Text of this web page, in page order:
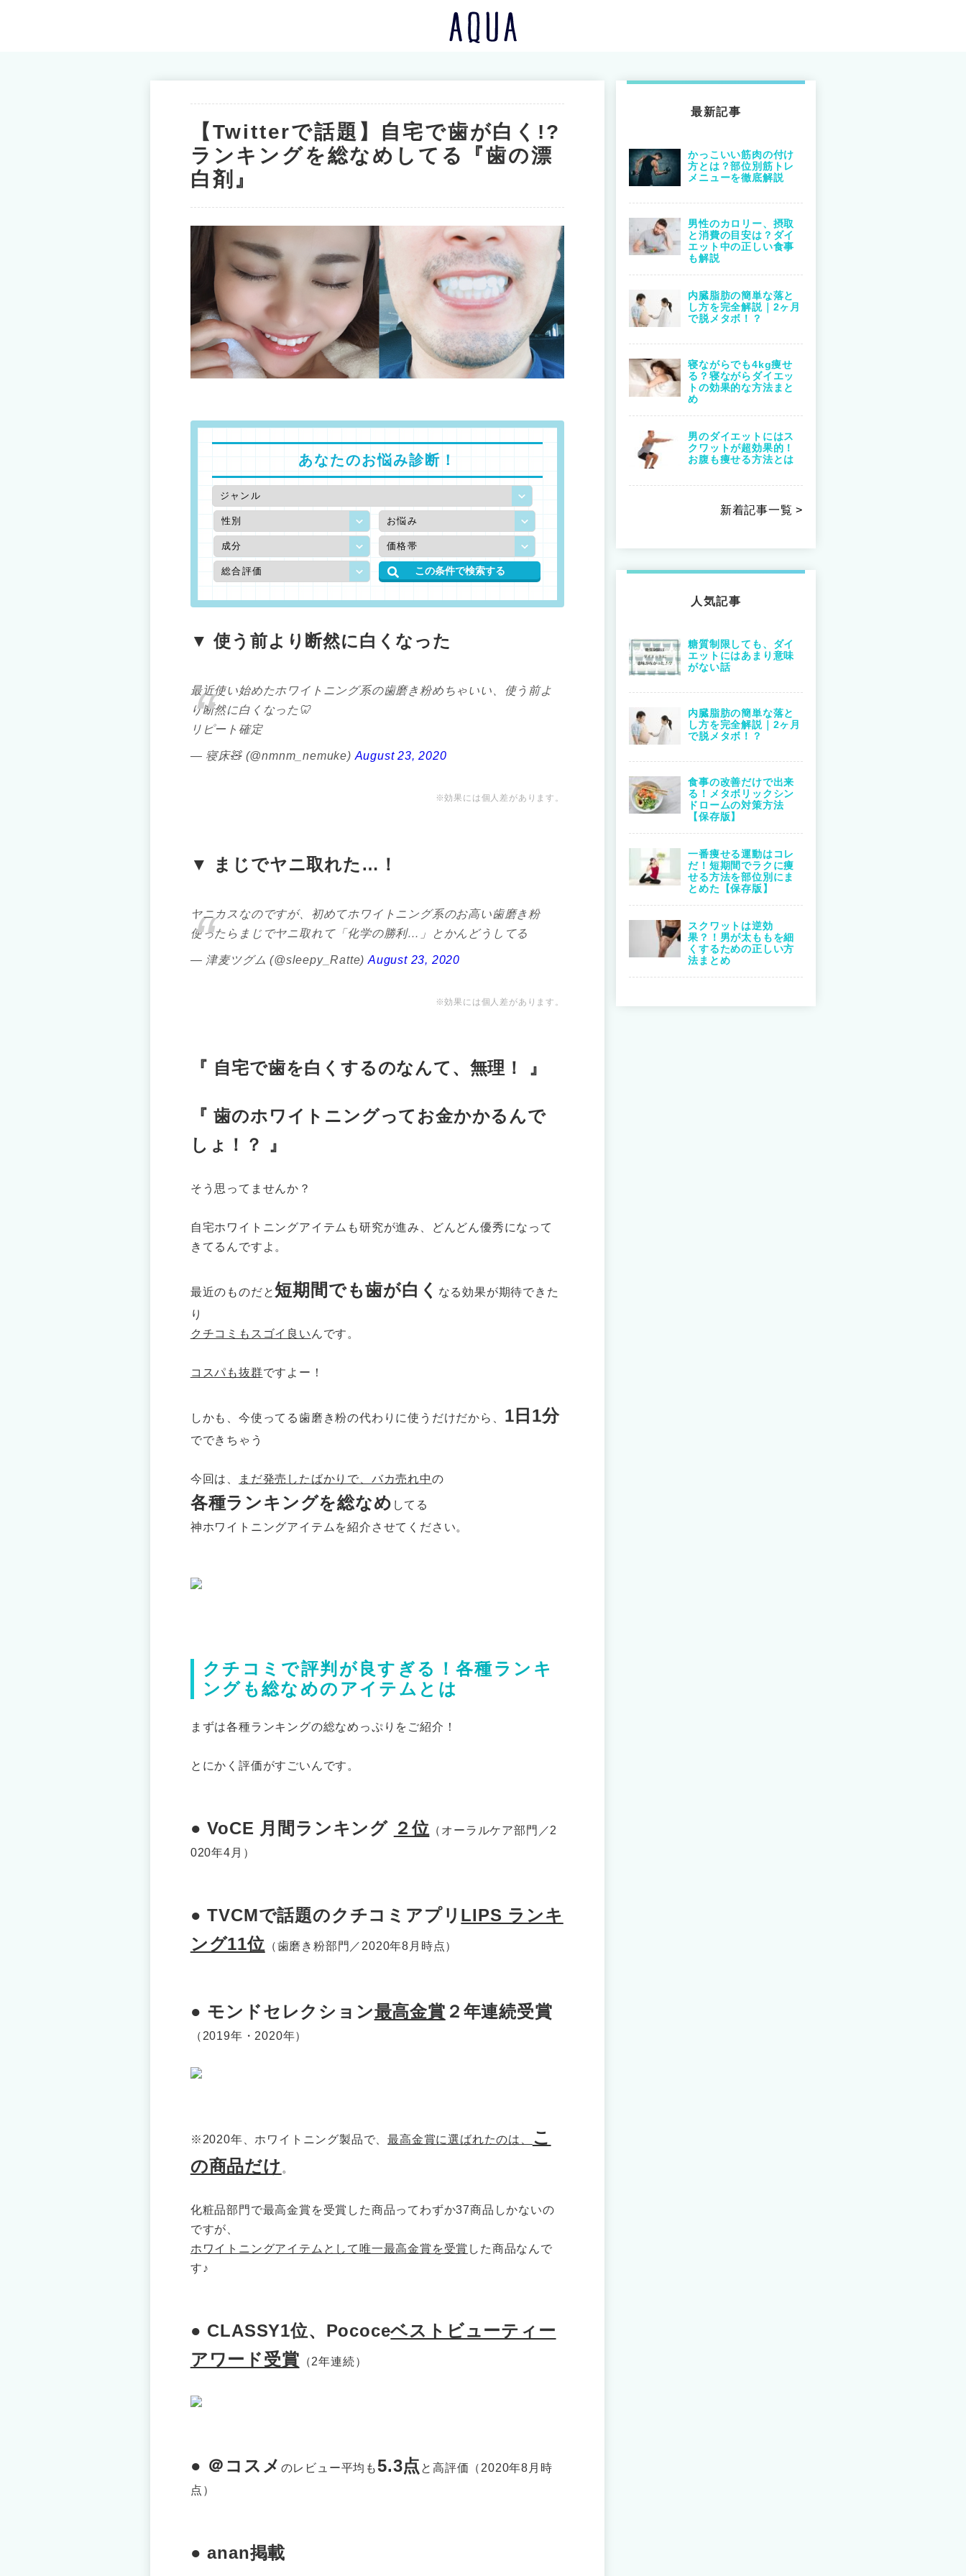
【Twitterで話題】自宅で歯が白く!?
ランキングを総なめしてる『歯の漂
白剤』
あなたのお悩み診断！
▼ 使う前より断然に白くなった
最近使い始めたホワイトニング系の歯磨き粉めちゃいい、使う前よ
り断然に白くなった🦷
リピート確定
— 寝床🧸 (@nmnm_nemuke)August 23, 2020
※効果には個人差があります。
▼ まじでヤニ取れた…！
ヤニカスなのですが、初めてホワイトニング系のお高い歯磨き粉
使ったらまじでヤニ取れて「化学の勝利…」とかんどうしてる
— 津麦ツグム (@sleepy_Ratte) August 23, 2020
※効果には個人差があります。
『 自宅で歯を白くするのなんて、無理！ 』
『 歯のホワイトニングってお金かかるんで
しょ！？ 』
そう思ってませんか？
自宅ホワイトニングアイテムも研究が進み、どんどん優秀になって
きてるんですよ。
最近のものだと短期間でも歯が白く なる効果が期待できた
り
クチコミもスゴイ良い んです。
コスパも抜群ですよー！
しかも、今使ってる歯磨き粉の代わりに使うだけだから、 1日1分
でできちゃう
今回は、 まだ発売したばかりで、バカ売れ中の
各種ランキングを総なめ してる
神ホワイトニングアイテムを紹介させてください。
クチコミで評判が良すぎる！各種ランキ
ングも総なめのアイテムとは
まずは各種ランキングの総なめっぷりをご紹介！
とにかく評価がすごいんです。
● VoCE 月間ランキング ２位 （オーラルケア部門／2
020年4月）
● TVCMで話題のクチコミアプリ LIPS ランキ
ング11位
（歯磨き粉部門／2020年8月時点）
● モンドセレクション最高金賞 ２年連続受賞
（2019年・2020年）
※2020年、ホワイトニング製品で、最高金賞に選ばれたのは、
こ
の商品だけ 。
化粧品部門で最高金賞を受賞した商品ってわずか37商品しかないの
ですが、
ホワイトニングアイテムとして唯一最高金賞を受賞 した商品なんで
す♪
● CLASSY1位、Pococeベストビューティー
アワード受賞 （2年連続）
● ＠コスメ のレビュー平均も5.3点 と高評価（2020年8月時
点）
● anan掲載
最新記事
かっこいい筋肉の付け
方とは？部位別筋トレ
メニューを徹底解説
男性のカロリー、摂取
と消費の目安は？ダイ
エット中の正しい食事
も解説
内臓脂肪の簡単な落と
し方を完全解説｜2ヶ月
で脱メタボ！？
寝ながらでも4kg痩せ
る？寝ながらダイエッ
トの効果的な方法まと
め
男のダイエットにはス
クワットが超効果的！
お腹も痩せる方法とは
新着記事一覧 >
人気記事
糖質制限しても、ダイ
エットにはあまり意味
がない話
内臓脂肪の簡単な落と
し方を完全解説｜2ヶ月
で脱メタボ！？
食事の改善だけで出来
る！メタボリックシン
ドロームの対策方法
【保存版】
一番痩せる運動はコレ
だ！短期間でラクに痩
せる方法を部位別にま
とめた【保存版】
スクワットは逆効
果？！男が太ももを細
くするための正しい方
法まとめ